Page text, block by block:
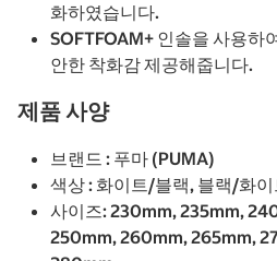
화하였습니다.
SOFTFOAM+ 인솔을 사용하
안한 착화감 제공해줍니다.
제품 사양
브랜드 : 푸마 (PUMA)
색상 : 화이트/블랙, 블랙/화
사이즈: 230mm, 235mm,
250mm, 260mm, 265mm,